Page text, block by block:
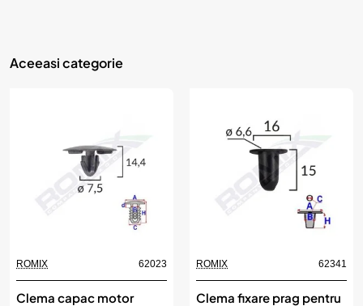
Aceeasi categorie
ROMIX 62023
Clema capac motor
ROMIX 62341
Clema fixare prag pentru